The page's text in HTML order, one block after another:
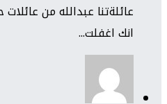
عائلةتنا عبدالله من
انك اغفلت...